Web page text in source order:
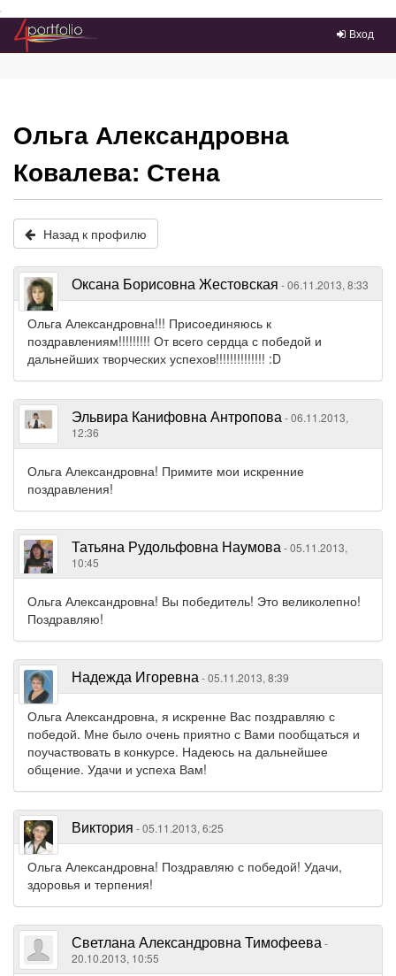
Преейти на главное меню
Вход
Ольга Александровна
Ковалева: Стена
Назад к профилю
Оксана Борисовна Жестовская - 06.11.2013, 8:33
Ольга Александровна!!! Присоединяюсь к
поздравлениям!!!!!!!!! От всего сердца с победой и
дальнейших творческих успехов!!!!!!!!!!!!!! :D
Эльвира Канифовна Антропова - 06.11.2013,
12:36
Ольга Александровна! Примите мои искренние
поздравления!
Татьяна Рудольфовна Наумова - 05.11.2013,
10:45
Ольга Александровна! Вы победитель! Это великолепно!
Поздравляю!
Надежда Игоревна - 05.11.2013, 8:39
Ольга Александровна, я искренне Вас поздравляю с
победой. Мне было очень приятно с Вами пообщаться и
поучаствовать в конкурсе. Надеюсь на дальнейшее
общение. Удачи и успеха Вам!
Виктория - 05.11.2013, 6:25
Ольга Александровна! Поздравляю с победой! Удачи,
здоровья и терпения!
Светлана Александровна Тимофеева -
20.10.2013, 10:55